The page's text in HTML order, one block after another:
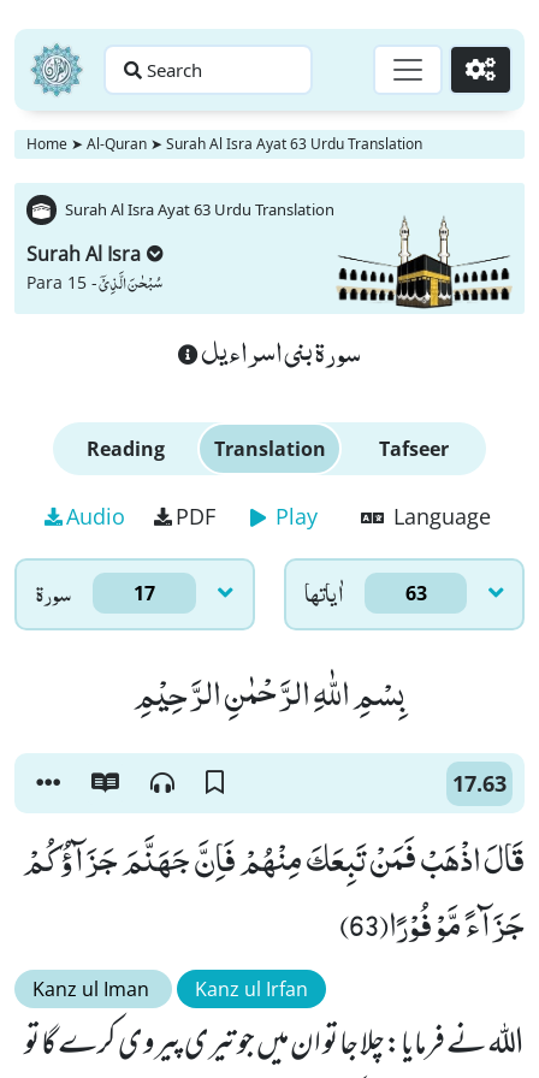
Search Go
Home ➤ Al-Quran ➤ Surah Al Isra Ayat 63 Urdu Translation
Surah Al Isra Ayat 63 Urdu Translation
Surah Al Isra
Para 15 -سُبْحٰنَ الَّذِیْۤ
سورة بنى اسراءيل
Reading Translation Tafseer
Audio PDF Play Language
سورۃ 17 اٰياتها 63
بِسْمِ اللّٰهِ الرَّحْمٰنِ الرَّحِیْمِ
17.63
قَالَ اذْهَبْ فَمَنْ تَبِعَكَ مِنْهُمْ فَاِنَّ جَهَنَّمَ جَزَآؤُكُمْ
جَزَآءً مَّوْفُوْرًا(63)
Kanz ul Iman Kanz ul Irfan
اللہ نے فرمایا:چلا جا تو ان میں جو تیری پیروی کرے گا تو